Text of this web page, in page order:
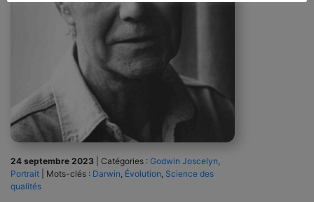
24 septembre 2023 Catégories : Godwin Joscelyn,
Portrait
Mots-clés : Darwin, Évolution, Science des
qualités